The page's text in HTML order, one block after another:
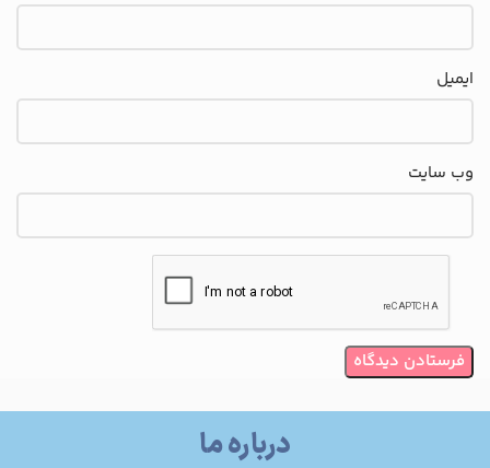
ایمیل
وب‌ سایت
درباره ما